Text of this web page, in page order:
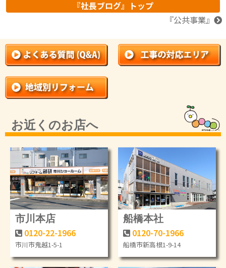
『社長ブログ』トップ
『公共事業』
お近くのお店へ
市川本店
0120-22-1966
市川市鬼越1-5-1
船橋本社
0120-70-1966
船橋市新高根1-9-14